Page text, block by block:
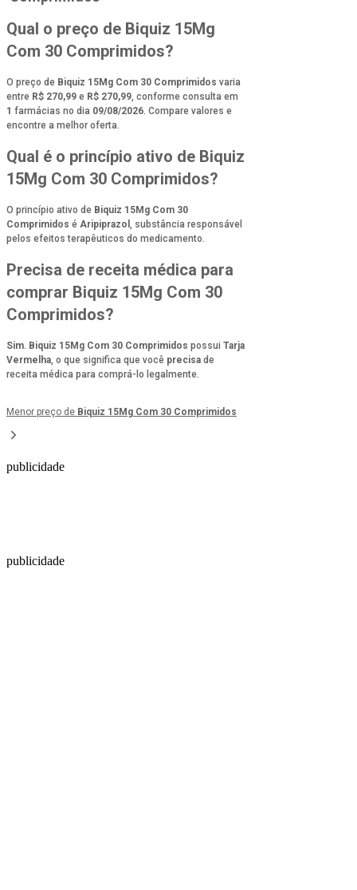
Qual o preço de Biquiz 15Mg
Com 30 Comprimidos?
O preço de Biquiz 15Mg Com 30 Comprimidos varia
entre R$ 270,99 e R$ 270,99, conforme consulta em
1 farmácias no dia 09/08/2026. Compare valores e
encontre a melhor oferta.
Qual é o princípio ativo de Biquiz
15Mg Com 30 Comprimidos?
O princípio ativo de Biquiz 15Mg Com 30
Comprimidos é Aripiprazol , substância responsável
pelos efeitos terapêuticos do medicamento.
Precisa de receita médica para
comprar Biquiz 15Mg Com 30
Comprimidos?
Sim. Biquiz 15Mg Com 30 Comprimidos possui Tarja
Vermelha, o que significa que você precisa de
receita médica para comprá-lo legalmente.
Menor preço de Biquiz 15Mg Com 30 Comprimidos
publicidade
publicidade